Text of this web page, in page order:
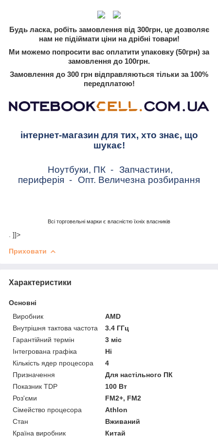
Будь ласка, робіть замовлення від 300грн, це дозволяє
нам не підіймати ціни на дрібні товари!
Ми можемо попросити вас оплатити упаковку (50грн) за
замовлення до 100грн.
Замовлення до 300 грн відправляються тільки за 100%
передплатою!
інтернет-магазин для тих, хто знає, що
шукає!
Ноутбуки, ПК - Запчастини,
периферія - Опт. Величезна розбирання
Всі торговельні марки є власністю їхніх власників
. ]]>
Приховати
Характеристики
Основні
Виробник
AMD
Внутрішня тактова частота
3.4 ГГц
Гарантійний термін
3 міс
Інтегрована графіка
Ні
Кількість ядер процесора
4
Призначення
Для настільного ПК
Показник TDP
100 Вт
Роз'єми
FM2+, FM2
Сімейство процесора
Athlon
Стан
Вживаний
Країна виробник
Китай